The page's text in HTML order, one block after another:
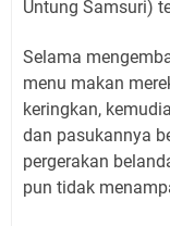
Untung Samsuri)
Selama
menu makan
keringkan,
dan pasukannya
pergerakan
pun tidak